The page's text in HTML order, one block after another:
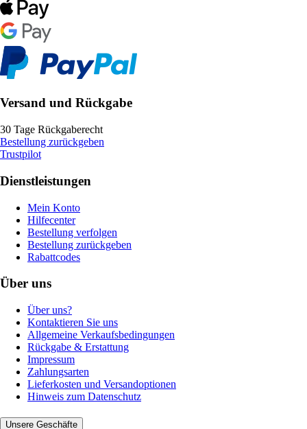
Versand und Rückgabe
30 Tage Rückgaberecht
Bestellung zurückgeben
Trustpilot
Dienstleistungen
Mein Konto
Hilfecenter
Bestellung verfolgen
Bestellung zurückgeben
Rabattcodes
Über uns
Über uns?
Kontaktieren Sie uns
Allgemeine Verkaufsbedingungen
Rückgabe & Erstattung
Impressum
Zahlungsarten
Lieferkosten und Versandoptionen
Hinweis zum Datenschutz
Unsere Geschäfte